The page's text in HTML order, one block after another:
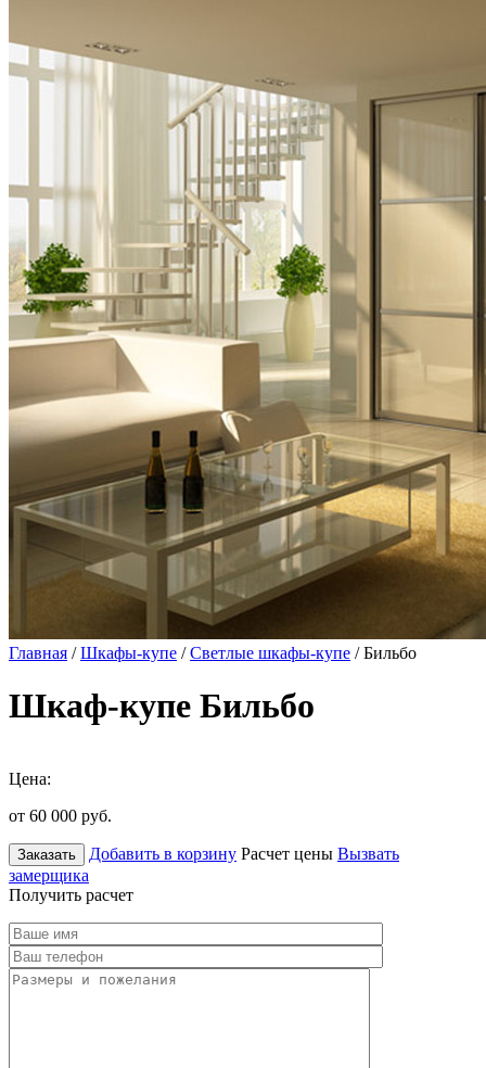
Главная /Шкафы-купе /Светлые шкафы-купе / Бильбо
Шкаф-купе Бильбо
Цена:
от 60 000 руб.
Заказать Добавить в корзину Расчет цены Вызвать
замерщика
Получить расчет